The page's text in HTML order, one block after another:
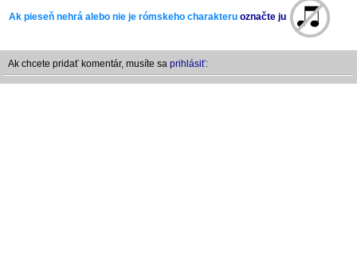
Ak pieseň nehrá alebo nie je rómskeho charakteru označte ju
Ak chcete pridať komentár, musíte sa prihlásiť: